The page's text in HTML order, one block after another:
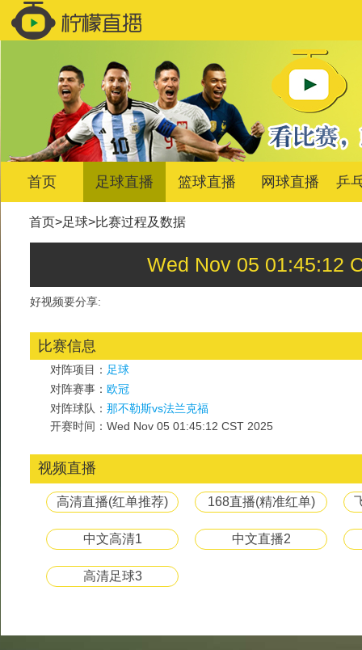
首页 足球直播 篮球直播 网球直播 乒
首页>足球>比赛过程及数据
Wed Nov 05 01:45:12
好视频要分享:
比赛信息
对阵项目： 足球
对阵赛事： 欧冠
对阵球队： 那不勒斯vs法兰克福
开赛时间：Wed Nov 05 01:45:12 CST 2025
视频直播
高清直播(红单推荐) 168直播(精准红单)
中文高清1 中文直播2
高清足球3